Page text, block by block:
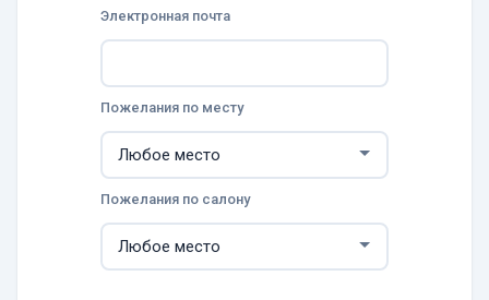
Электронная почта
Пожелания по месту
Пожелания по салону